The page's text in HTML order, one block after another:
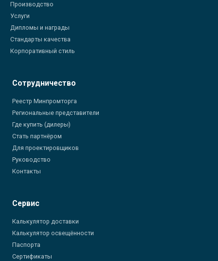
Производство
Услуги
Дипломы и награды
Стандарты качества
Корпоративный стиль
Сотрудничество
Реестр Минпромторга
Региональные представители
Где купить (дилеры)
Стать партнёром
Для проектировщиков
Руководство
Контакты
Сервис
Калькулятор доставки
Калькулятор освещённости
Паспорта
Сертификаты